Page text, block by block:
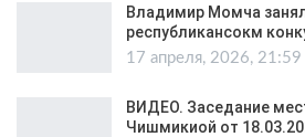
Владимир Момча
республикансокм
17 апреля, 2026, 21:59
ВИДЕО. Заседание
Чишмикиой от